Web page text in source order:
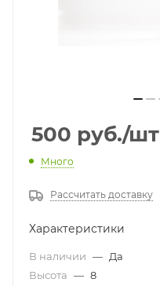
500 руб./шт
Много
Рассчитать доставку
Характеристики
В наличии — Да
Высота — 8